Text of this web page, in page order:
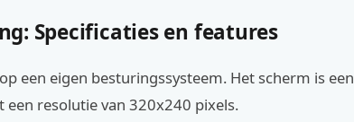
Specificaties en features
een eigen besturingssysteem. Het scherm is een
een resolutie van 320x240 pixels.